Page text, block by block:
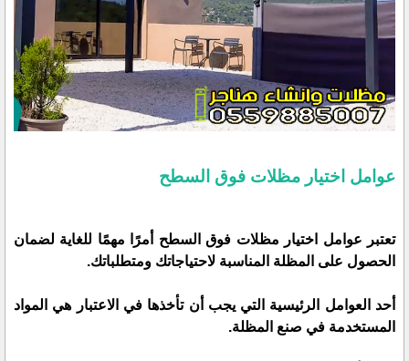
عوامل اختيار مظلات فوق السطح
تعتبر عوامل اختيار مظلات فوق السطح أمرًا مهمًا للغاية لضمان
الحصول على المظلة المناسبة لاحتياجاتك ومتطلباتك.
أحد العوامل الرئيسية التي يجب أن تأخذها في الاعتبار هي المواد
المستخدمة في صنع المظلة.